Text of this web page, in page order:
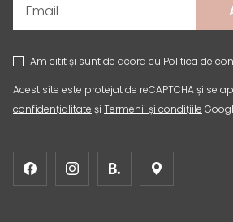
Am citit și sunt de acord cu Politica de
Acest site este protejat de reCAPTCHA și se
confidențialitate și Termenii și condițiile